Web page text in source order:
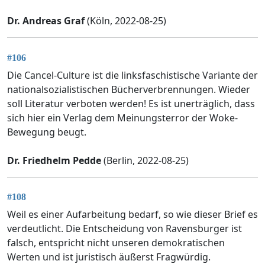
Dr. Andreas Graf(Köln, 2022-08-25)
#106
Die Cancel-Culture ist die linksfaschistische Variante der
nationalsozialistischen Bücherverbrennungen. Wieder
soll Literatur verboten werden! Es ist unerträglich, dass
sich hier ein Verlag dem Meinungsterror der Woke-
Bewegung beugt.
Dr. Friedhelm Pedde(Berlin, 2022-08-25)
#108
Weil es einer Aufarbeitung bedarf, so wie dieser Brief es
verdeutlicht. Die Entscheidung von Ravensburger ist
falsch, entspricht nicht unseren demokratischen
Werten und ist juristisch äußerst Fragwürdig.